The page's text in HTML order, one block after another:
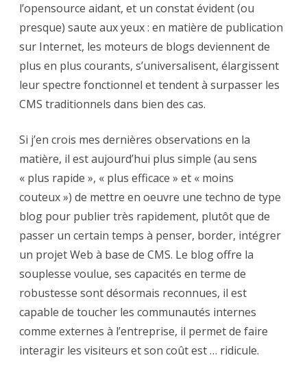
l’opensource aidant, et un constat évident (ou
presque) saute aux yeux : en matière de publication
sur Internet, les moteurs de blogs deviennent de
plus en plus courants, s’universalisent, élargissent
leur spectre fonctionnel et tendent à surpasser les
CMS traditionnels dans bien des cas.
Si j’en crois mes dernières observations en la
matière, il est aujourd’hui plus simple (au sens
« plus rapide », « plus efficace » et « moins
couteux ») de mettre en oeuvre une techno de type
blog pour publier très rapidement, plutôt que de
passer un certain temps à penser, border, intégrer
un projet Web à base de CMS. Le blog offre la
souplesse voulue, ses capacités en terme de
robustesse sont désormais reconnues, il est
capable de toucher les communautés internes
comme externes à l’entreprise, il permet de faire
interagir les visiteurs et son coût est … ridicule.